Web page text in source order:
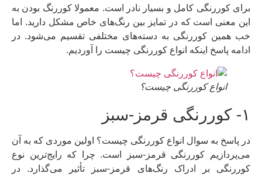
برای کوررنگی کامل و بسیار نادر است. معمولا کوررنگ بودن به
این معنی است که در تمایز بین رنگ‌های خاص مشکل دارید. اما
خب همین کوررنگی به دسته‌های مختلفی تقسیم می‌شود. در
ادامه پاسخ اینکه انواع کوررنگی چیست را آوردیم.
انواع کوررنگی چیست؟
در پاسخ به سوال انواع کوررنگی چیست؟ اولین موردی که به آن
می‌پردازیم کوررنگی قرمز-سبز است. چرا که رایج‌ترین نوع
کوررنگی بر ادراک رنگ‌های قرمز-سبز تأثیر می‌گذارد. در